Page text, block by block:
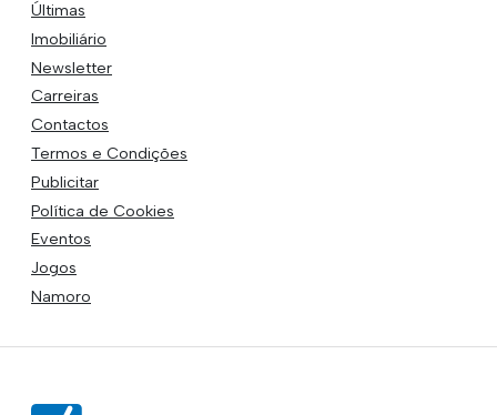
Últimas
Imobiliário
Newsletter
Carreiras
Contactos
Termos e Condições
Publicitar
Política de Cookies
Eventos
Jogos
Namoro